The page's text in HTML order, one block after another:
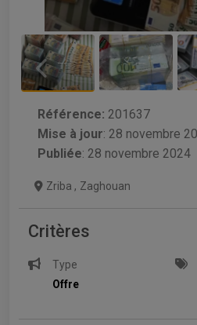
Référence: 201637
Mise à jour: 28 novembre
Publiée: 28 novembre 2024
Zriba , Zaghouan
Critères
Type
Offre